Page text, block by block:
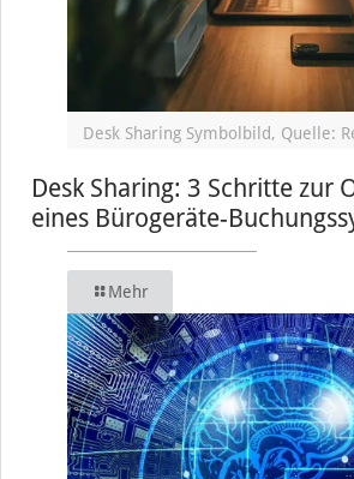
Desk Sharing Symbolbild, Quelle:
Desk Sharing: 3 Schritte zur
eines Bürogeräte-
Mehr